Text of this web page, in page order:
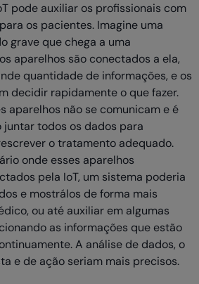
pode auxiliar os profissionais com
os pacientes. Imagine uma
grave que chega a uma
aparelhos são conectados a ela,
quantidade de informações, e os
decidir rapidamente o que fazer.
aparelhos não se comunicam e é
todos os dados para
o tratamento adequado.
onde esses aparelhos
pela IoT, um sistema poderia
e mostrá­los de forma mais
ou até auxiliar em algumas
as informações que estão
A análise de dados, o
e de ação seriam mais precisos.